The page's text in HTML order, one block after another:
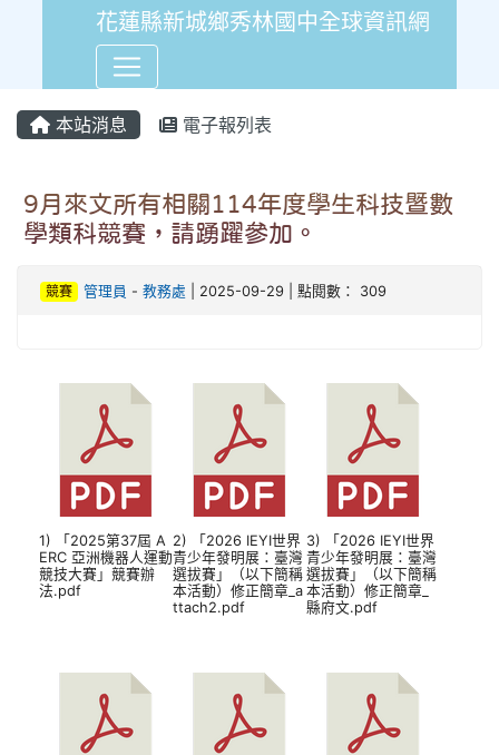
花蓮縣新城鄉秀林國中全球資訊網
本站消息 電子報列表
9月來文所有相關114年度學生科技暨數
學類科競賽，請踴躍參加。
競賽 管理員 - 教務處 | 2025-09-29 | 點閱數： 309
1) 「2025第37屆 A
ERC 亞洲機器人運動
競技大賽」競賽辦
法.pdf
2) 「2026 IEYI世界
青少年發明展：臺灣
選拔賽」（以下簡稱
本活動）修正簡章_a
ttach2.pdf
3) 「2026 IEYI世界
青少年發明展：臺灣
選拔賽」（以下簡稱
本活動）修正簡章_
縣府文.pdf